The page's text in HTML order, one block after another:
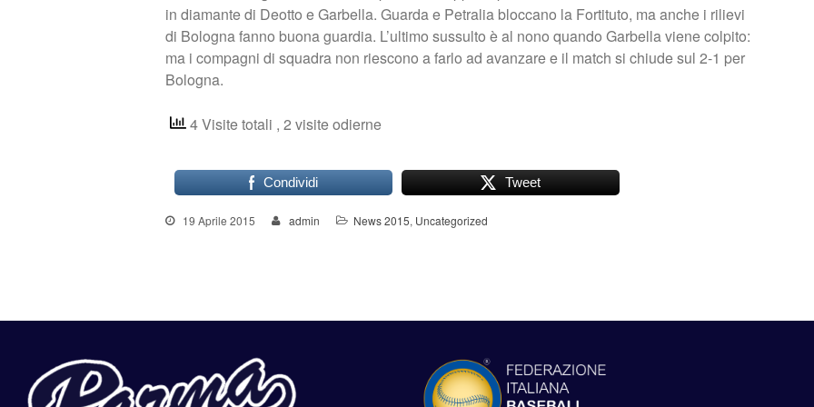
in diamante di Deotto e Garbella. Guarda e Petralia bloccano la Fortituto, ma anche i rilievi
di Bologna fanno buona guardia. L’ultimo sussulto è al nono quando Garbella viene colpito:
ma i compagni di squadra non riescono a farlo ad avanzare e il match si chiude sul 2-1 per
Bologna.
4 Visite totali , 2 visite odierne
Condividi Tweet
19 Aprile 2015 admin News 2015, Uncategorized